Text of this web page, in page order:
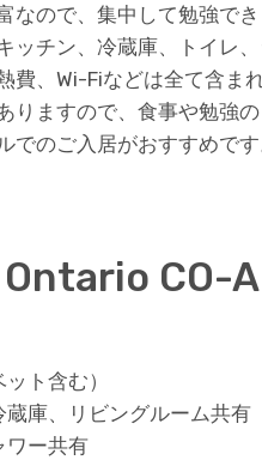
なので、集中して勉強でき
ッチン、冷蔵庫、トイレ
費、Wi-Fiなどは全て含ま
りますので、食事や勉強
でのご入居がおすすめで
CO-
ト含む）
蔵庫、リビングルーム共有
ワー共有